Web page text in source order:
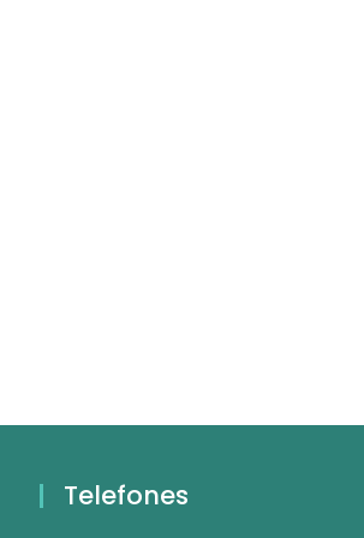
Telefones